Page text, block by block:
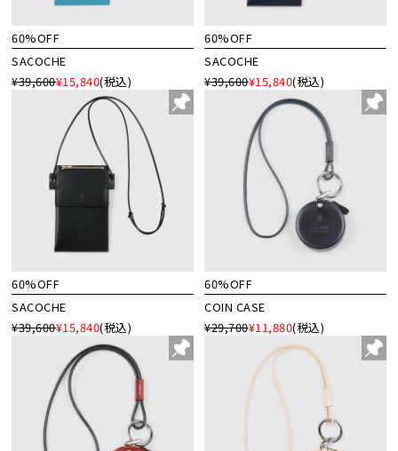
60%OFF
SACOCHE
¥39,600¥15,840(税込)
60%OFF
SACOCHE
¥39,600¥15,840(税込)
60%OFF
SACOCHE
¥39,600¥15,840(税込)
60%OFF
COIN CASE
¥29,700¥11,880(税込)